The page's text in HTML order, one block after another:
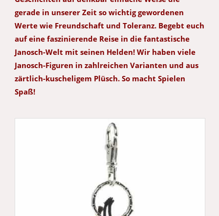
gerade in unserer Zeit so wichtig gewordenen
Werte wie Freundschaft und Toleranz. Begebt euch
auf eine faszinierende Reise in die fantastische
Janosch-Welt mit seinen Helden! Wir haben viele
Janosch-Figuren in zahlreichen Varianten und aus
zärtlich-kuscheligem Plüsch. So macht Spielen
Spaß!